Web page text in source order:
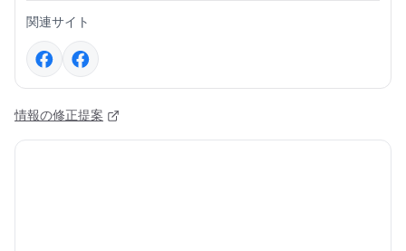
関連サイト
情報の修正提案